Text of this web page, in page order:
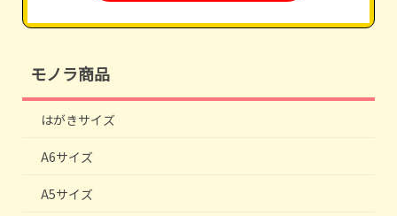
モノラ商品
はがきサイズ
A6サイズ
A5サイズ